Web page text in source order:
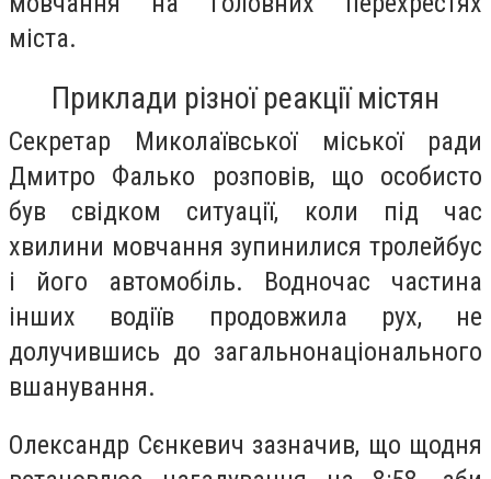
міста.
Приклади різної реакції містян
Секретар Миколаївської міської ради
Дмитро Фалько розповів, що особисто
був свідком ситуації, коли під час
хвилини мовчання зупинилися тролейбус
і його автомобіль. Водночас частина
інших водіїв продовжила рух, не
долучившись до загальнонаціонального
вшанування.
Олександр Сєнкевич зазначив, що щодня